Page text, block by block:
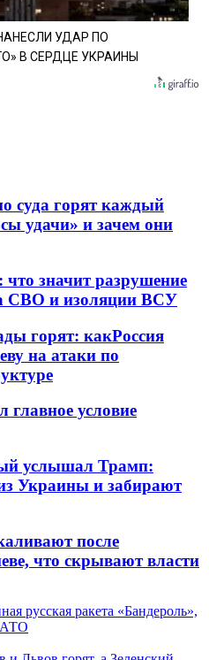
УДАР ПО
В СЕРДЦЕ УКРАИНЫ
суда горят каждый
удачи» и зачем они
значит разрушение
СВО и изоляции ВСУ
горят: какРоссия
на атаки по
главное условие
услышал Трамп:
Украины и забирают
после
что скрывают власти
русская ракета «Бандероль»,